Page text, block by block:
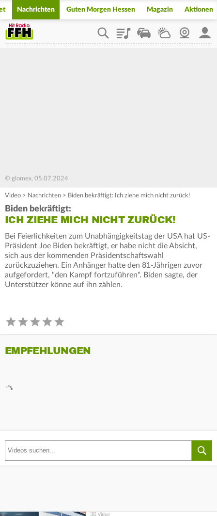
Nachrichten Guten Morgen Hessen Magazin Aktionen
PlaylistStaupilotWetterWebcam
© glomex, 05.07.2024
Video > Nachrichten > Biden bekräftigt: Ich ziehe mich nicht zurück!
Biden bekräftigt:
ICH ZIEHE MICH NICHT ZURÜCK!
Bei Feierlichkeiten zum Unabhängigkeitstag der USA hat US-
Präsident Joe Biden bekräftigt, er habe nicht die Absicht,
sich aus der kommenden Präsidentschaftswahl
zurückzuziehen. Ein Anhänger hatte den 81-Jährigen zuvor
aufgefordert, "den Kampf fortzuführen". Biden sagte, der
Unterstützer könne auf ihn zählen.
EMPFEHLUNGEN